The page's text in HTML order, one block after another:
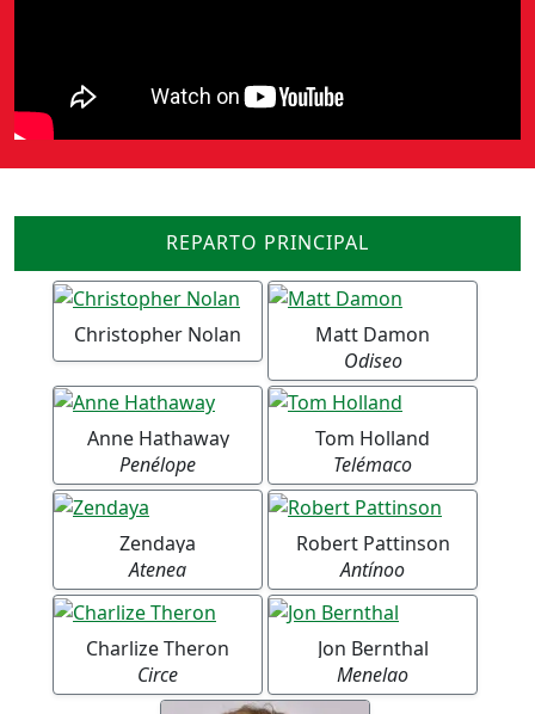
REPARTO PRINCIPAL
Christopher Nolan
Matt Damon
Odiseo
Anne Hathaway
Penélope
Tom Holland
Telémaco
Zendaya
Atenea
Robert Pattinson
Antínoo
Charlize Theron
Circe
Jon Bernthal
Menelao